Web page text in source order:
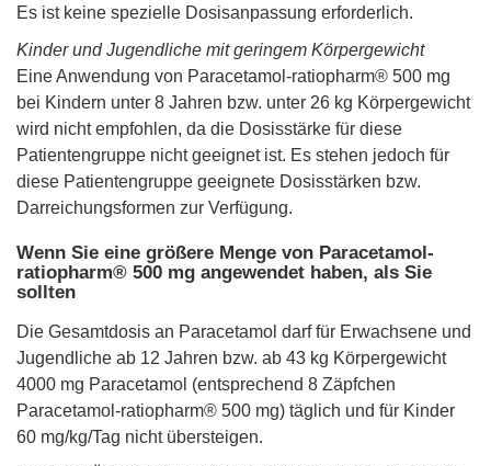
Es ist keine spezielle Dosisanpassung erforderlich.
Kinder und Jugendliche mit geringem Körpergewicht
Eine Anwendung von Paracetamol-ratiopharm® 500 mg
bei Kindern unter 8 Jahren bzw. unter 26 kg Körpergewicht
wird nicht empfohlen, da die Dosisstärke für diese
Patientengruppe nicht geeignet ist. Es stehen jedoch für
diese Patientengruppe geeignete Dosisstärken bzw.
Darreichungsformen zur Verfügung.
Wenn Sie eine größere Menge von Paracetamol-
ratiopharm® 500 mg angewendet haben, als Sie
sollten
Die Gesamtdosis an Paracetamol darf für Erwachsene und
Jugendliche ab 12 Jahren bzw. ab 43 kg Körpergewicht
4000 mg Paracetamol (entsprechend 8 Zäpfchen
Paracetamol-ratiopharm® 500 mg) täglich und für Kinder
60 mg/kg/Tag nicht übersteigen.